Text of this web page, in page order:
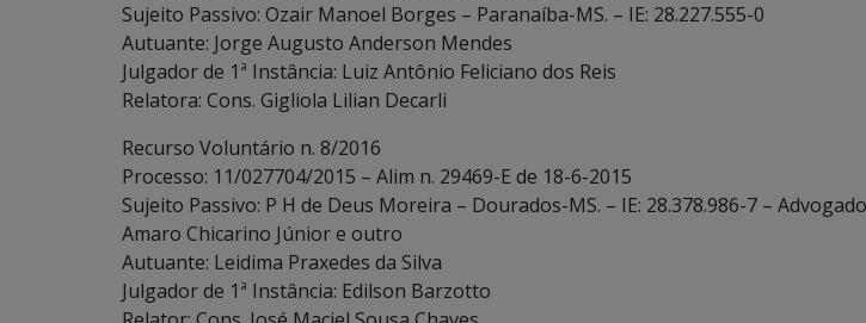
Sujeito Passivo: Ozair Manoel Borges – Paranaíba-MS. – IE: 28.227.555-0
Autuante: Jorge Augusto Anderson Mendes
Julgador de 1ª Instância: Luiz Antônio Feliciano dos Reis
Relatora: Cons. Gigliola Lilian Decarli
Recurso Voluntário n. 8/2016
Processo: 11/027704/2015 – Alim n. 29469-E de 18-6-2015
Sujeito Passivo: P H de Deus Moreira – Dourados-MS. – IE: 28.378.986-7 –
Amaro Chicarino Júnior e outro
Autuante: Leidima Praxedes da Silva
Julgador de 1ª Instância: Edilson Barzotto